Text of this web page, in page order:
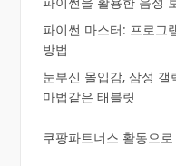
파이썬 마스터: 프로그
방법
눈부신 몰입감, 삼성
마법같은 태블릿
쿠팡파트너스 활동으